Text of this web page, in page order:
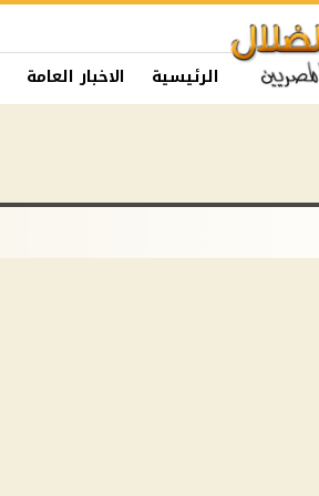
الرئيسية الاخبار العامة